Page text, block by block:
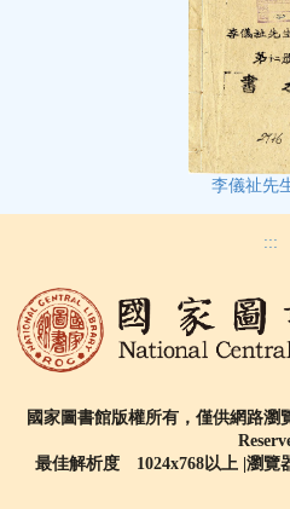
李儀祉先
:::
國家圖書館版權所有，僅供網路
最佳解析度 1024x768以上 |瀏覽